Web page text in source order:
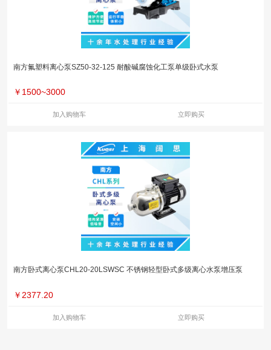
南方氟塑料离心泵SZ50-32-125 耐酸碱腐蚀化工泵单级卧式水泵
￥ 1500~3000
加入购物车 立即购买
南方卧式离心泵CHL20-20LSWSC 不锈钢轻型卧式多级离心水泵增压泵
￥ 2377.20
加入购物车 立即购买